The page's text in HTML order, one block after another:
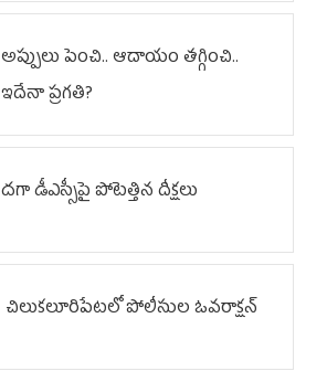
అప్పులు పెంచి.. ఆదాయం తగ్గించి..
ఇదేనా ప్రగతి?
దగా డీఎస్సీపై పోటెత్తిన దీక్షలు
చిలుక‌లూరిపేట‌లో పోలీసుల ఓవ‌రాక్ష‌న్‌